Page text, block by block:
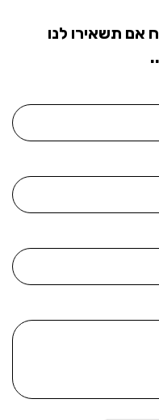
אם תשאירו לנו